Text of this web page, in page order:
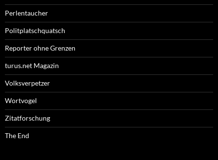
Perlentaucher
Politplatschquatsch
Reporter ohne Grenzen
turus.net Magazin
Volksverpetzer
Wortvogel
Zitatforschung
The End